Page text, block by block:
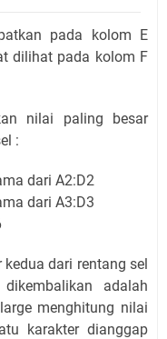
pada kolom E
dilihat pada kolom F
nilai paling besar
:
dari A2:D2
dari A3:D3
dari rentang sel
adalah
menghitung nilai
karakter dianggap